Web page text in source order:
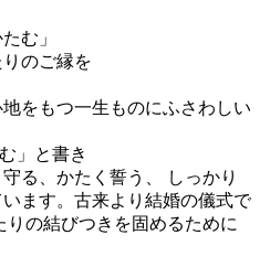
む」
りのご縁を
をもつ一生ものにふさわしい
」と書き
る、かたく誓う、 しっかり
ます。古来より結婚の儀式で
の結びつきを固めるために